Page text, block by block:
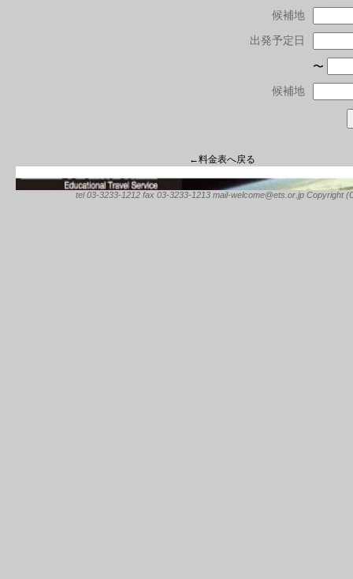
候補地
出発予定日
〜
候補地
←料金表へ戻る
tel 03-3233-1212 fax 03-3233-1213 mail-welcome@ets.or.jp Copyright